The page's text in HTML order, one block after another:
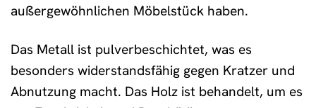
außergewöhnlichen Möbelstück haben.
Das Metall ist pulverbeschichtet, was es
besonders widerstandsfähig gegen Kratzer und
Abnutzung macht. Das Holz ist behandelt, um es